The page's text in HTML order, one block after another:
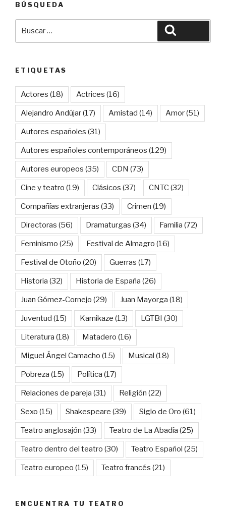
BÚSQUEDA
ETIQUETAS
Actores (18) Actrices (16)
Alejandro Andújar(17) Amistad (14) Amor(51)
Autores españoles (31)
Autores españoles contemporáneos (129)
Autores europeos (35) CDN (73)
Cine y teatro (19) Clásicos (37) CNTC(32)
Compañías extranjeras (33) Crimen (19)
Directoras (56) Dramaturgas (34) Familia (72)
Feminismo (25) Festival de Almagro (16)
Festival de Otoño (20) Guerras (17)
Historia (32) Historia de España (26)
Juan Gómez-Cornejo (29) Juan Mayorga (18)
Juventud (15) Kamikaze (13) LGTBI (30)
Literatura (18) Matadero (16)
Miguel Ángel Camacho (15) Musical (18)
Pobreza (15) Política (17)
Relaciones de pareja (31) Religión (22)
Sexo (15) Shakespeare (39) Siglo de Oro (61)
Teatro anglosajón (33) Teatro de La Abadía (25)
Teatro dentro del teatro (30) Teatro Español (25)
Teatro europeo (15) Teatro francés (21)
ENCUENTRA TU TEATRO